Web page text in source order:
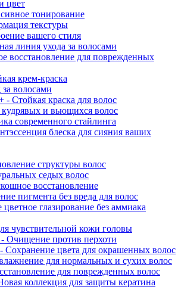
цвет
тонирование
текстуры
вашего стиля
линия ухода за волосами
восстановление для поврежденных
крем-краска
волосами
- Стойкая краска для волос
и вьющихся волос
современного стайлинга
блеска для сияния ваших
структуры волос
седых волос
восстановление
пигмента без вреда для волос
глазирование без аммиака
чувствительной кожи головы
- Очищение против перхоти
Сохранение цвета для окрашенных волос
для нормальных и сухих волос
для поврежденных волос
коллекция для защиты кератина